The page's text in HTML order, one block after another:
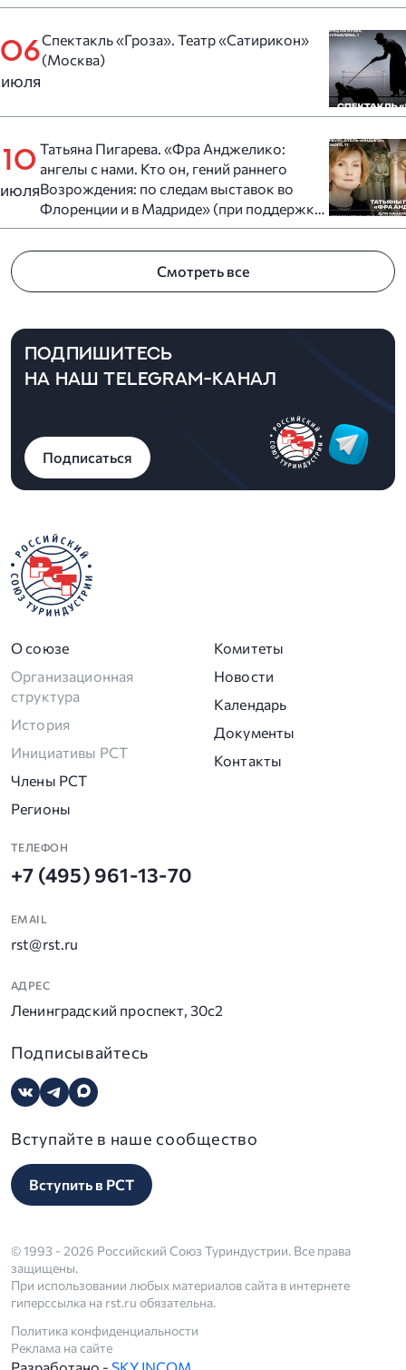
06
июля
Спектакль «Гроза». Театр «Сатирикон»
(Москва)
10
июля
Татьяна Пигарева. «Фра Анджелико:
ангелы с нами. Кто он, гений раннего
Возрождения: по следам выставок во
Флоренции и в Мадриде» (при поддержке
отеля «Индиго» Санкт-Петербург)
Смотреть все
ПОДПИШИТЕСЬ
НА НАШ TELEGRAM-КАНАЛ
Подписаться
О союзе
Организационная
структура
История
Инициативы РСТ
Члены РСТ
Регионы
Комитеты
Новости
Календарь
Документы
Контакты
ТЕЛЕФОН
+7 (495) 961-13-70
EMAIL
rst@rst.ru
АДРЕС
Ленинградский проспект, 30с2
Подписывайтесь
Вступайте в наше сообщество
Вступить в РСТ
© 1993 - 2026 Российский Союз Туриндустрии. Все права
защищены.
При использовании любых материалов сайта в интернете
гиперссылка на rst.ru обязательна.
Политика конфиденциальности
Реклама на сайте